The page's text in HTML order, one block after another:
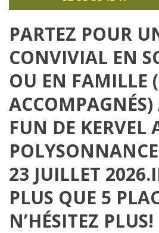
PARTEZ POUR
CONVIVIAL EN
OU EN FAMILLE
FUN DE KERVEL
23 JUILLET
PLUS QUE 5
N’HÉSITEZ PLUS!